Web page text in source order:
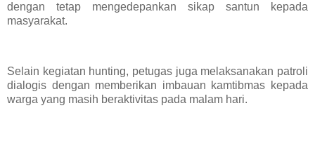
dengan tetap mengedepankan sikap santun kepada
masyarakat.
Selain kegiatan hunting, petugas juga melaksanakan patroli
dialogis dengan memberikan imbauan kamtibmas kepada
warga yang masih beraktivitas pada malam hari.